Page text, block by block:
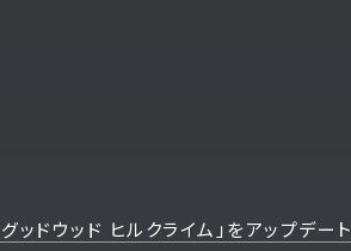
ッドウッド ヒルクライム」をアップデート